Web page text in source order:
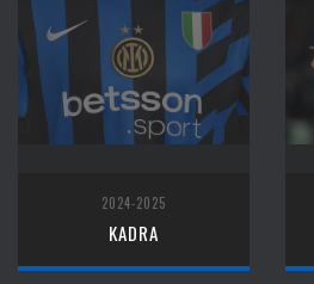
2024-2025
KADRA